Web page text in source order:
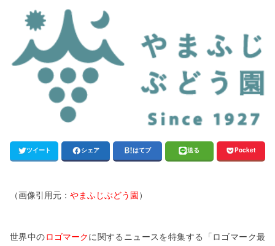
ツイート シェア はてブ 送る Pocket
（画像引用元： やまふじぶどう園）
世界中のロゴマークに関するニュースを特集する「ロゴマーク最